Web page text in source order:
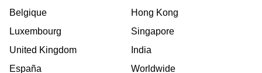
Belgique
Luxembourg
United Kingdom
España
Hong Kong
Singapore
India
Worldwide